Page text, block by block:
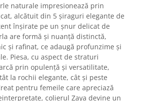
naturale impresionează prin
alcătuit din 5 șiraguri elegante de
înșirate pe un șnur delicat de
are formă și nuanță distinctă,
și rafinat, ce adaugă profunzime și
Piesa, cu aspect de straturi
prin opulență și versatilitate,
la rochii elegante, cât și peste
pentru femeile care apreciază
colierul Zaya devine un